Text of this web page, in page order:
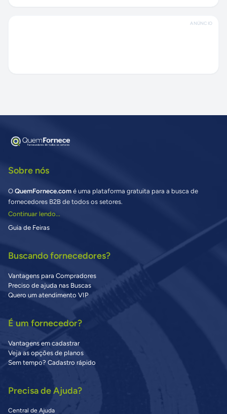
ANÚNCIO
Sobre nós
O QuemFornece.com é uma plataforma gratuita para a busca de
fornecedores B2B de todos os setores.
Continuar lendo...
Guia de Feiras
Buscando fornecedores?
Vantagens para Compradores
Preciso de ajuda nas Buscas
Quero um atendimento VIP
É um fornecedor?
Vantagens em cadastrar
Veja as opções de planos
Sem tempo? Cadastro rápido
Precisa de Ajuda?
Central de Ajuda